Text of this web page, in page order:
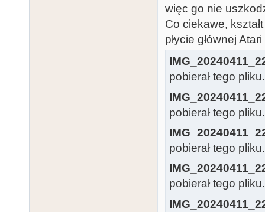
więc go nie
Co ciekawe,
płycie głównej Atari
pobierał tego
pobierał tego
pobierał tego
pobierał tego